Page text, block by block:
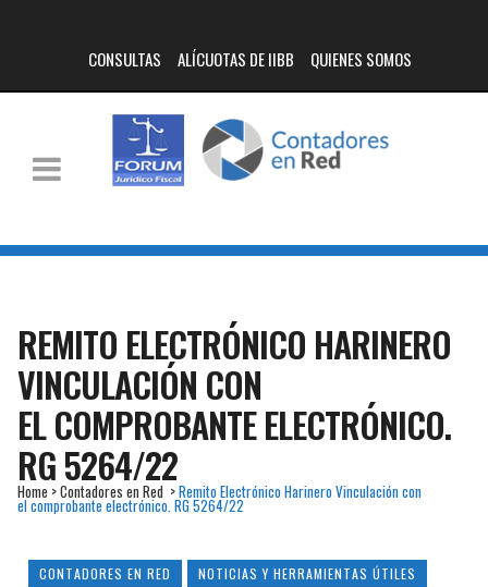
CONSULTAS ALÍCUOTAS DE IIBB QUIENES SOMOS
REMITO ELECTRÓNICO HARINERO
VINCULACIÓN CON
EL COMPROBANTE ELECTRÓNICO.
RG 5264/22
Home >Contadores en Red >Remito Electrónico Harinero Vinculación con
el comprobante electrónico. RG 5264/22
CONTADORES EN RED NOTICIAS Y HERRAMIENTAS ÚTILES